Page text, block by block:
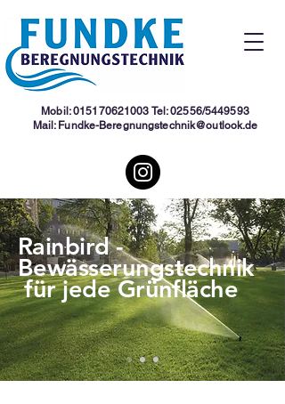
Mobil:015170621003 Tel: 02556/5449593
Mail: Fundke-Beregnungstechnik@outlook.de
Rainbird -
Bewässerungstechnik
für jede Grünfläche